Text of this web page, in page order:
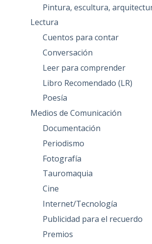
Pintura, escultura,
Lectura
Cuentos para contar
Conversación
Leer para comprender
Libro Recomendado (LR)
Poesía
Medios de Comunicación
Documentación
Periodismo
Fotografía
Tauromaquia
Cine
Internet/Tecnología
Publicidad para el recuerdo
Premios